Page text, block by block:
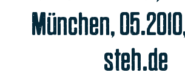
München,
steh.de